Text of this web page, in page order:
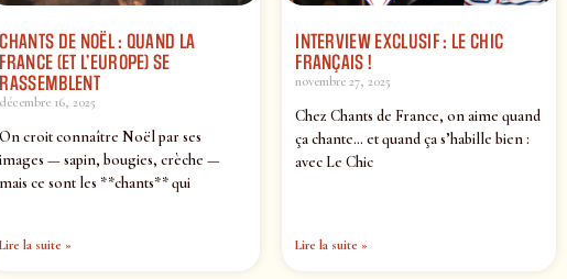
CHANTS DE NOËL : QUAND LA
FRANCE (ET L’EUROPE) SE
RASSEMBLENT
décembre 16, 2025
On croit connaître Noël par ses
images — sapin, bougies, crèche —
mais ce sont les **chants** qui
Lire la suite »
INTERVIEW EXCLUSIF : LE CHIC
FRANÇAIS !
novembre 27, 2025
Chez Chants de France, on aime quand
ça chante… et quand ça s’habille bien :
avec Le Chic
Lire la suite »